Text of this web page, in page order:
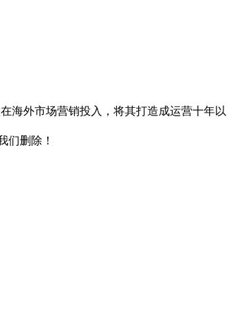
海外市场营销投入，将其打造成运营十年以
们删除！